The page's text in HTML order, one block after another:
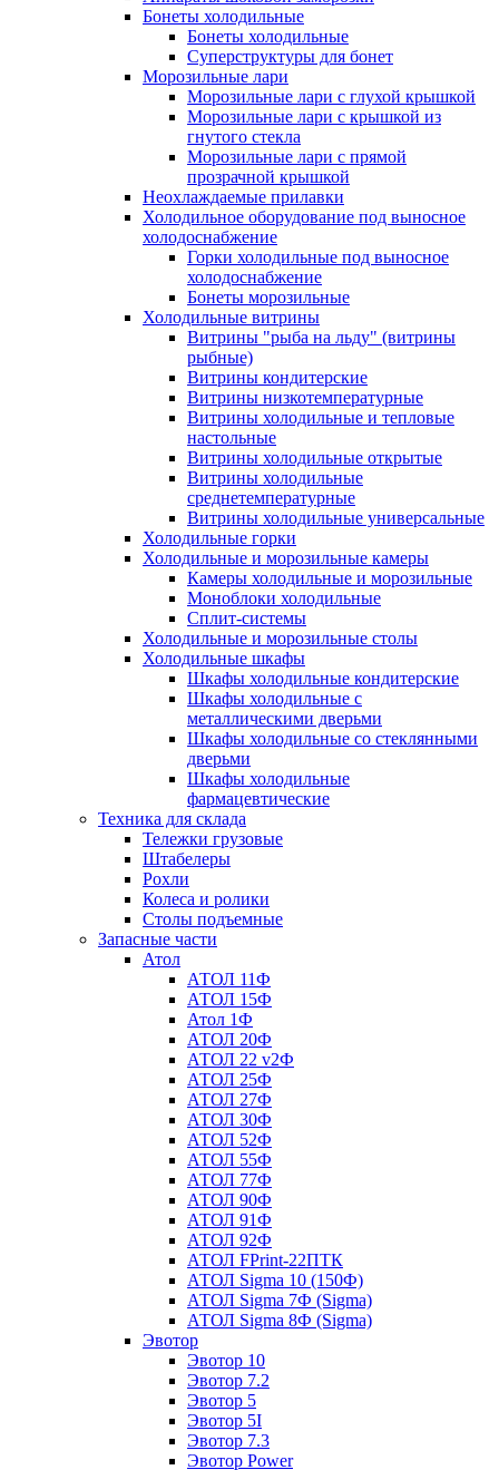
Бонеты холодильные
Бонеты холодильные
Суперструктуры для бонет
Морозильные лари
Морозильные лари с глухой крышкой
Морозильные лари с крышкой из
гнутого стекла
Морозильные лари с прямой
прозрачной крышкой
Неохлаждаемые прилавки
Холодильное оборудование под выносное
холодоснабжение
Горки холодильные под выносное
холодоснабжение
Бонеты морозильные
Холодильные витрины
Витрины "рыба на льду" (витрины
рыбные)
Витрины кондитерские
Витрины низкотемпературные
Витрины холодильные и тепловые
настольные
Витрины холодильные открытые
Витрины холодильные
среднетемпературные
Витрины холодильные универсальные
Холодильные горки
Холодильные и морозильные камеры
Камеры холодильные и морозильные
Моноблоки холодильные
Сплит-системы
Холодильные и морозильные столы
Холодильные шкафы
Шкафы холодильные кондитерские
Шкафы холодильные с
металлическими дверьми
Шкафы холодильные со стеклянными
дверьми
Шкафы холодильные
фармацевтические
Техника для склада
Тележки грузовые
Штабелеры
Рохли
Колеса и ролики
Столы подъемные
Запасные части
Атол
АТОЛ 11Ф
АТОЛ 15Ф
Атол 1Ф
АТОЛ 20Ф
АТОЛ 22 v2Ф
АТОЛ 25Ф
АТОЛ 27Ф
АТОЛ 30Ф
АТОЛ 52Ф
АТОЛ 55Ф
АТОЛ 77Ф
АТОЛ 90Ф
АТОЛ 91Ф
АТОЛ 92Ф
АТОЛ FPrint-22ПТК
АТОЛ Sigma 10 (150Ф)
АТОЛ Sigma 7Ф (Sigma)
АТОЛ Sigma 8Ф (Sigma)
Эвотор
Эвотор 10
Эвотор 7.2
Эвотор 5
Эвотор 5I
Эвотор 7.3
Эвотор Power